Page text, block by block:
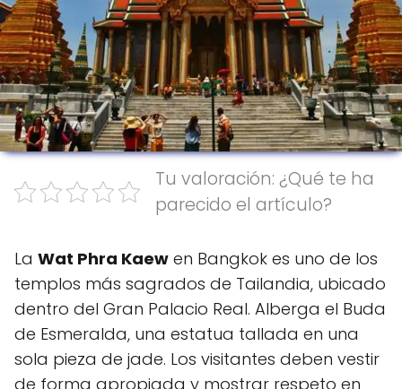
Tu valoración: ¿Qué te ha
parecido el artículo?
La Wat Phra Kaew en Bangkok es uno de los
templos más sagrados de Tailandia, ubicado
dentro del Gran Palacio Real. Alberga el Buda
de Esmeralda, una estatua tallada en una
sola pieza de jade. Los visitantes deben vestir
de forma apropiada y mostrar respeto en